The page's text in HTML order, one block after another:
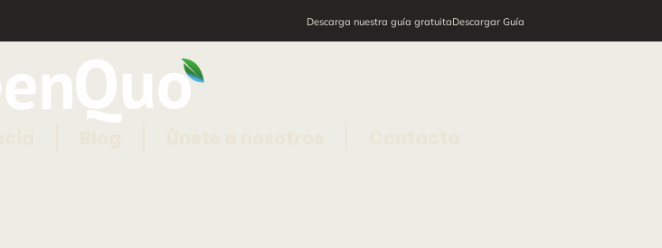
Descarga nuestra guía gratuitaDescargar Guía